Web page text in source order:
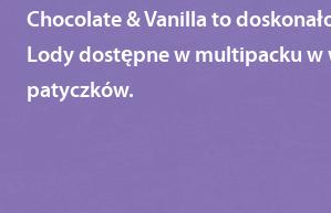
Chocolate & Vanilla to
Lody dostępne w multipacku w
patyczków.